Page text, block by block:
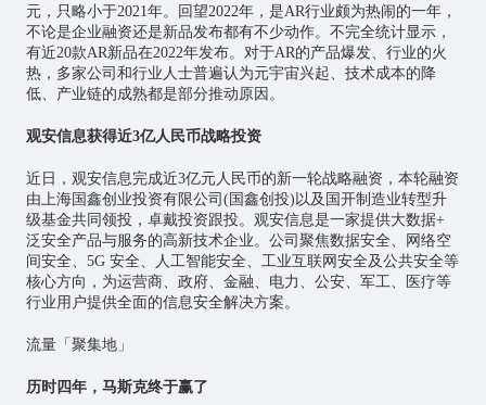
元，只略小于2021年。回望2022年，是AR行业颇为热闹的一年，
不论是企业融资还是新品发布都有不少动作。不完全统计显示，
有近20款AR新品在2022年发布。对于AR的产品爆发、行业的火
热，多家公司和行业人士普遍认为元宇宙兴起、技术成本的降
低、产业链的成熟都是部分推动原因。
观安信息获得近3亿人民币战略投资
近日，观安信息完成近3亿元人民币的新一轮战略融资，本轮融资
由上海国鑫创业投资有限公司(国鑫创投)以及国开制造业转型升
级基金共同领投，卓戴投资跟投。观安信息是一家提供大数据+
泛安全产品与服务的高新技术企业。公司聚焦数据安全、网络空
间安全、5G 安全、人工智能安全、 工业互联网安全及公共安全等
核心方向，为运营商、政府、金融、电力、公安、军工、医疗等
行业用户提供全面的信息安全解决方案。
流量「聚集地」
历时四年，马斯克终于赢了